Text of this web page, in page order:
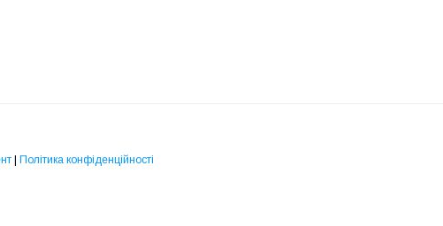
| Політика конфіденційності